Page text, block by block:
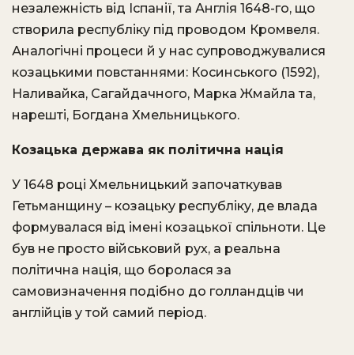
незалежність від Іспанії, та Англія 1648-го, що
створила республіку під проводом Кромвеля.
Аналогічні процеси й у нас супроводжувалися
козацькими повстаннями: Косинського (1592),
Наливайка, Сагайдачного, Марка Жмайла та,
нарешті, Богдана Хмельницького.
Козацька держава як політична нація
У 1648 році Хмельницький започаткував
Гетьманщину – козацьку республіку, де влада
формувалася від імені козацької спільноти. Це
був не просто військовий рух, а реальна
політична нація, що боролася за
самовизначення подібно до голландців чи
англійців у той самий період.